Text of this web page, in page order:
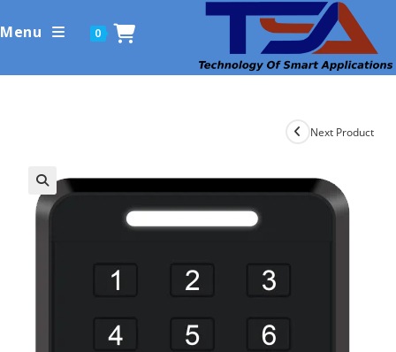
content
0
Menu
Next Product